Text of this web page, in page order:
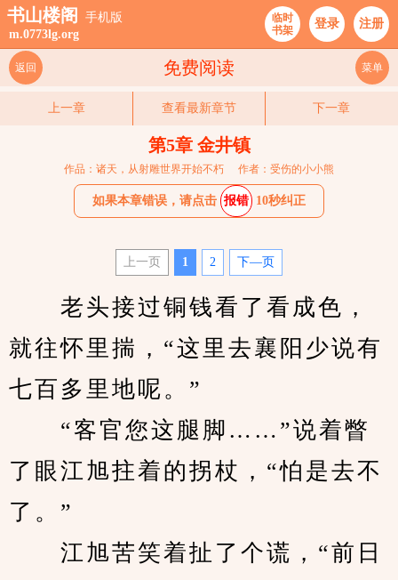
书山楼阁
手机版
m.0773lg.org
临时
书架
登录 注册
免费阅读
返回 菜单
上一章 查看最新章节 下一章
第5章 金井镇
作品：诸天，从射雕世界开始不朽 作者：受伤的小小熊
如果本章错误，请点击 报错 10秒纠正
上一页 1 2 下—页
老头接过铜钱看了看成色，
就往怀里揣，“这里去襄阳少说有
七百多里地呢。”
“客官您这腿脚……”说着瞥
了眼江旭拄着的拐杖，“怕是去不
了。”
江旭苦笑着扯了个谎，“前日